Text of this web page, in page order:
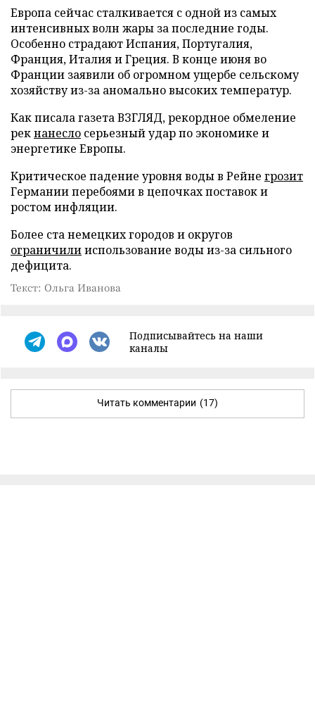
Европа сейчас сталкивается с одной из самых
интенсивных волн жары за последние годы.
Особенно страдают Испания, Португалия,
Франция, Италия и Греция. В конце июня во
Франции заявили об огромном ущербе сельскому
хозяйству из-за аномально высоких температур.
Как писала газета ВЗГЛЯД, рекордное обмеление
рекнанесло серьезный удар по экономике и
энергетике Европы.
Критическое падение уровня воды в Рейне грозит
Германии перебоями в цепочках поставок и
ростом инфляции.
Более ста немецких городов и округов
ограничилииспользование воды из-за сильного
дефицита.
Текст: Ольга Иванова
Подписывайтесь на наши
каналы
Читать комментарии (17)